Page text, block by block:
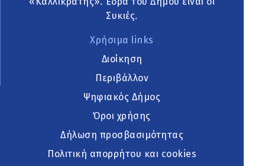
Συκιές.
Χρήσιμα links
Διοίκηση
Περιβάλλον
Ψηφιακός Δήμος
Όροι χρήσης
Δήλωση προσβασιμότητας
Πολιτική απορρήτου και cookies